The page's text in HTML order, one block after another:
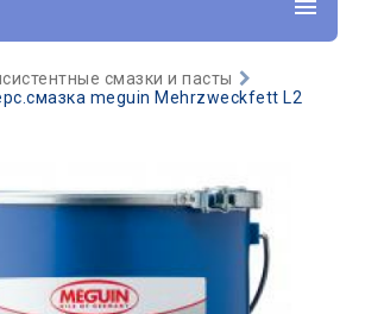
смазки и пасты
meguin Mehrzweckfett L2